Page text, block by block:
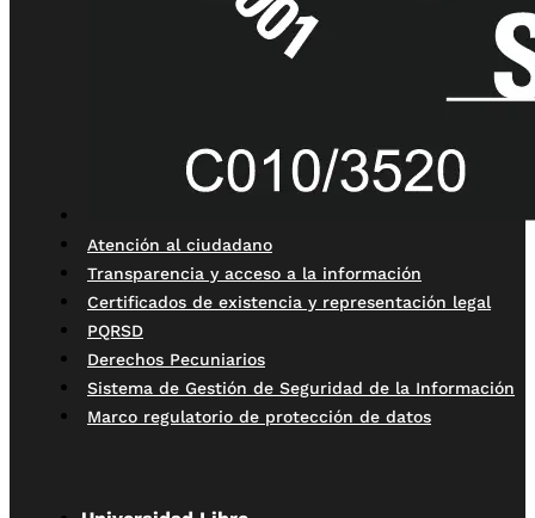
Atención al ciudadano
Transparencia y acceso a la información
Certificados de existencia y representación legal
PQRSD
Derechos Pecuniarios
Sistema de Gestión de Seguridad de la Información
Marco regulatorio de protección de datos